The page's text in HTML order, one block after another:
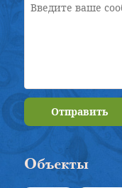
Отправить
Объекты